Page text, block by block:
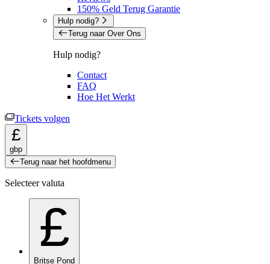
150% Geld Terug Garantie
Hulp nodig?
Terug naar Over Ons
Hulp nodig?
Contact
FAQ
Hoe Het Werkt
Tickets volgen
£
gbp
Terug naar het hoofdmenu
Selecteer valuta
£
Britse Pond